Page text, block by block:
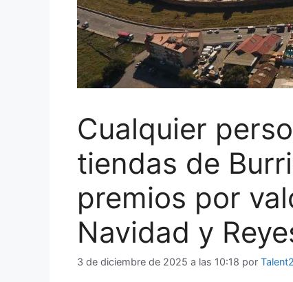
Cualquier
tiendas de
premios por
Navidad y
3 de diciembre de 2025 a las 10:18 por